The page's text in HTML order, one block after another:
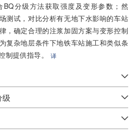
BQ分级方法获取强度及变形参数；然
测试，对比分析有无地下水影响的车站
，确定合理的注浆加固方案与变形控制
复杂地层条件下地铁车站施工和类似条
制提供指导。
译